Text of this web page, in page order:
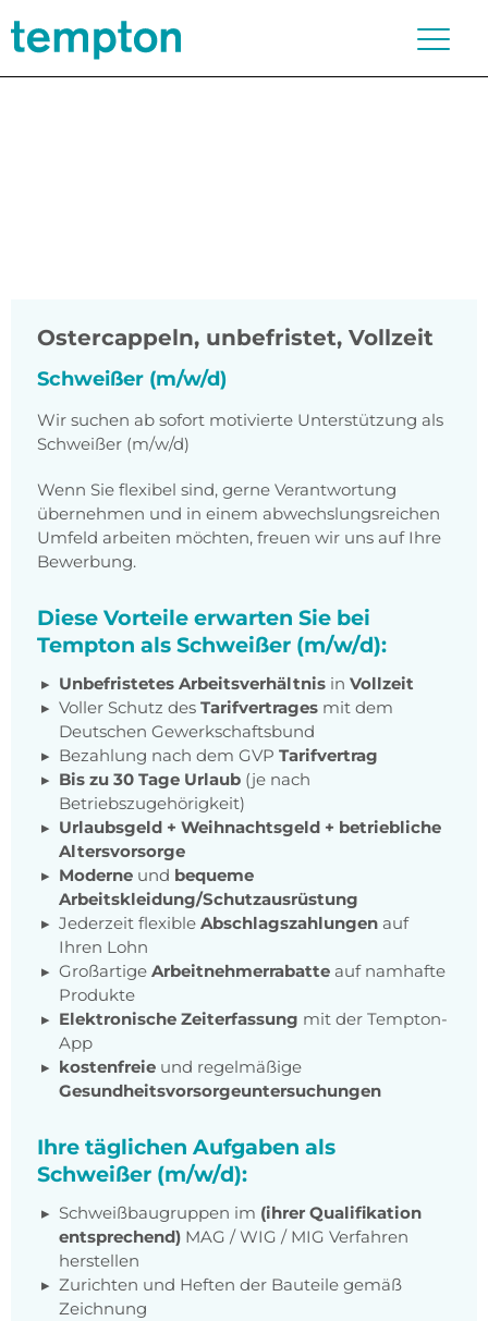
Ostercappeln, unbefristet, Vollzeit
Schweißer (m/w/d)
Wir suchen ab sofort motivierte Unterstützung als
Schweißer (m/w/d)
Wenn Sie flexibel sind, gerne Verantwortung
übernehmen und in einem abwechslungsreichen
Umfeld arbeiten möchten, freuen wir uns auf Ihre
Bewerbung.
Diese Vorteile erwarten Sie bei
Tempton als Schweißer (m/w/d):
Unbefristetes Arbeitsverhältnis in Vollzeit
Voller Schutz des Tarifvertrages mit dem
Deutschen Gewerkschaftsbund
Bezahlung nach dem GVP Tarifvertrag
Bis zu 30 Tage Urlaub (je nach
Betriebszugehörigkeit)
Urlaubsgeld + Weihnachtsgeld + betriebliche
Altersvorsorge
Moderne und bequeme
Arbeitskleidung/Schutzausrüstung
Jederzeit flexible Abschlagszahlungen auf
Ihren Lohn
Großartige Arbeitnehmerrabatte auf namhafte
Produkte
Elektronische Zeiterfassung mit der Tempton-
App
kostenfreie und regelmäßige
Gesundheitsvorsorgeuntersuchungen
Ihre täglichen Aufgaben als
Schweißer (m/w/d):
Schweißbaugruppen im (ihrer Qualifikation
entsprechend) MAG / WIG / MIG Verfahren
herstellen
Zurichten und Heften der Bauteile gemäß
Zeichnung